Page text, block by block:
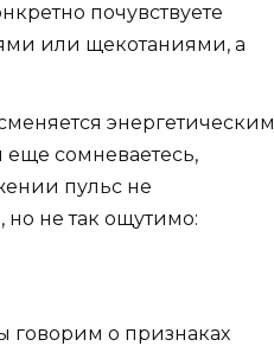
почувствуете
или щекотаниями, а
энергетическим
сомневаетесь,
пульс не
не так ощутимо:
говорим о признаках